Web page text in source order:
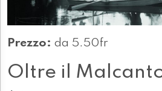
Prezzo: da 5.50fr
Oltre il